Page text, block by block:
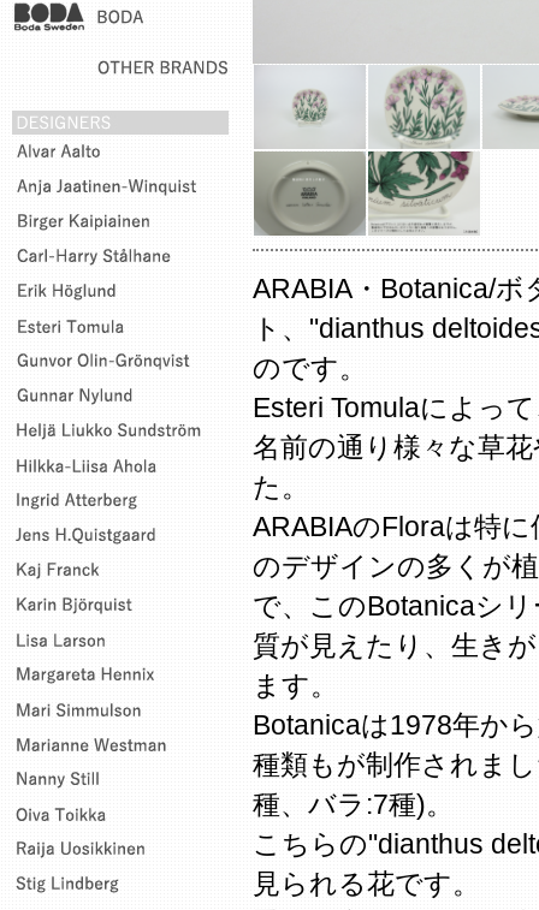
ARABIA・Botanica/
ト、"dianthus
のです。
Esteri Tomulaによっ
名前の通り様々な草
た。
ARABIAのFloraは特
のデザインの多くが
で、このBotanicaシ
質が見えたり、生き
ます。
Botanicaは1978年か
種類もが制作されま
種、バラ:7種)。
こちらの"dianthus
見られる花です。